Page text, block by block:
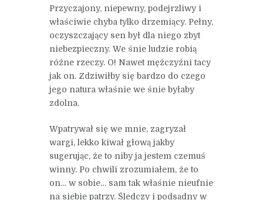
Przyczajony, niepewny, podejrzliwy i
właściwie chyba tylko drzemiący. Pełny,
oczyszczający sen był dla niego zbyt
niebezpieczny. We śnie ludzie robią
różne rzeczy. O! Nawet mężczyźni tacy
jak on. Zdziwiłby się bardzo do czego
jego natura właśnie we śnie byłaby
zdolna.
Wpatrywał się we mnie, zagryzał
wargi, lekko kiwał głową jakby
sugerując, że to niby ja jestem czemuś
winny. Po chwili zrozumiałem, że to
on… w sobie… sam tak właśnie nieufnie
na siebie patrzy. Śledczy i podsądny w